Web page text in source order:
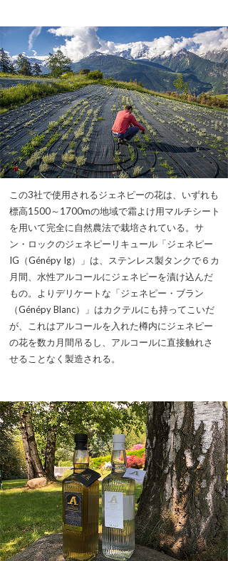
この3社で使用されるジェネピーの花は、いずれも
標高1500～1700mの地域で霜よけ用マルチシート
を用いて完全に自然農法で栽培されている。サ
ン・ロックのジェネピーリキュール「ジェネピー
IG（Génépy Ig）」は、ステンレス製タンクで６カ
月間、水性アルコールにジェネピーを漬け込んだ
もの。よりデリケートな「ジェネピー・ブラン
（Génépy Blanc）」はカクテルにも持ってこいだ
が、これはアルコールを入れた樽内にジェネピー
の花を数カ月間吊るし、アルコールに直接触れさ
せることなく製造される。